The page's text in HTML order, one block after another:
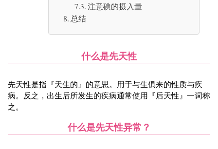
注意碘的摄入量
总结
什么是先天性
先天性是指『天生的』的意思。用于与生俱来的性质与疾
病。反之，出生后所发生的疾病通常使用『后天性』一词称
之。
什么是先天性异常？